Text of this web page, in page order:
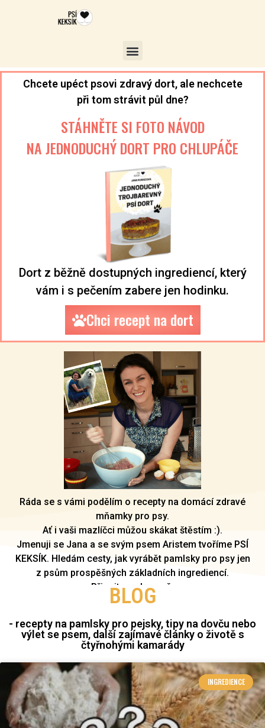
Chcete upéct psovi zdravý dort, ale nechcete
při tom strávit půl dne?
STÁHNĚTE SI FOTO NÁVOD
NA JEDNODUCHÝ DORT PRO CHLUPÁČE
Dort z běžně dostupných ingrediencí, který
vám i s pečením zabere jen hodinku.
Chci recept na dort
Ráda se s vámi podělím o recepty na domácí zdravé
mňamky pro psy.
Ať i vaši mazlíčci můžou skákat štěstím :).
Jmenuji se Jana a se svým psem Aristem tvoříme PSÍ
KEKSÍK. Hledám cesty, jak vyrábět pamlsky pro psy jen
z psům prospěšných základních ingrediencí.
Připojte se ke mně.
BLOG
- recepty na pamlsky pro pejsky, tipy na dovču nebo
výlet se psem, další zajímavé články o životě s
čtyřnohými kamarády
INGREDIENCE